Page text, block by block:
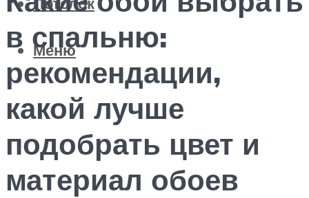
Меню
в спальню:
рекомендации,
какой лучше
подобрать цвет и
материал обоев